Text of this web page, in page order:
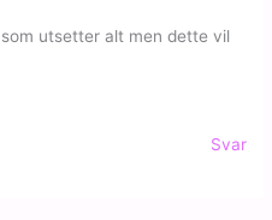
utsetter alt men dette vil
Svar